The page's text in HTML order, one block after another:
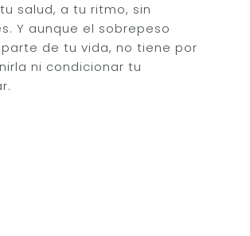
salud, a tu ritmo, sin
Y aunque el sobrepeso
de tu vida, no tiene por
ni condicionar tu